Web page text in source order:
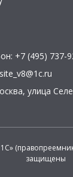
+7 (495) 737-
site_v8@1c.ru
, улица
защищены